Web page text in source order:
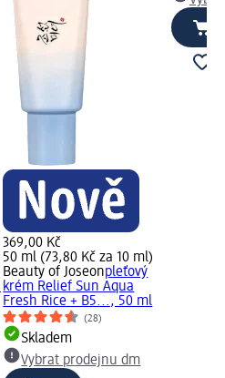
369,00 Kč
50 ml (73,80 Kč za 10 ml)
Beauty of Joseonpleťový
krém Relief Sun Aqua
Fresh Rice + B5..., 50 ml
(28)
Skladem
Vybrat prodejnu dm